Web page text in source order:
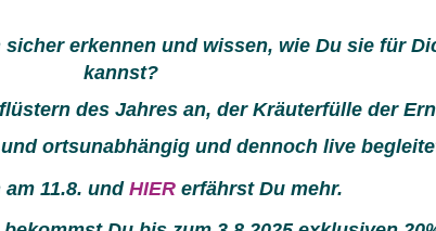
erkennen und wissen, wie Du sie für
kannst?
des Jahres an, der Kräuterfülle der
ortsunabhängig und dennoch live
11.8. undHIER erfährst Du mehr.